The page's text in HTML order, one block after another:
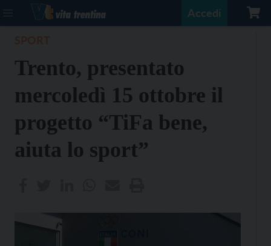
Accedi
Trento, presentato
mercoledì 15 ottobre il
progetto “TiFa bene,
aiuta lo sport”